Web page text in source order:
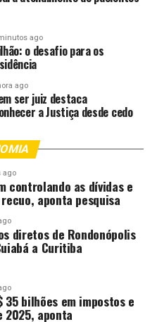
das áreas
de público, práticas
a validade e o
utilizados pelos
por avaliar o
contra incêndio
dos alvarás e dos
militares verificarão se
nos projetos de
instalados, em condições
e dentro do prazo de
especial à
uma das principais
grande circulação
como toboáguas,
ago
o desafio para os
ago
ser juiz destaca
a Justiça desde cedo
ago
controlando as dívidas e
aponta pesquisa
diretos de Rondonópolis
a Curitiba
35 bilhões em impostos e
2025, aponta